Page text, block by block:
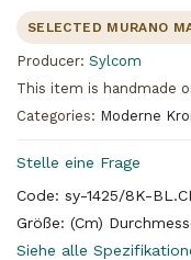
SELECTED MURANO
Producer: Sylcom
This item is handmade
Categories: Moderne
Stelle eine Frage
Code: sy-1425/8K-
Größe: (Cm)
Siehe alle